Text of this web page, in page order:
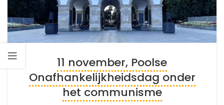
11 november, Poolse
Onafhankelijkheidsdag onder
het communisme